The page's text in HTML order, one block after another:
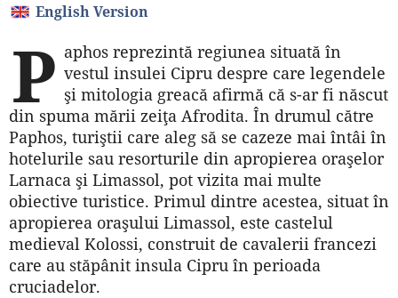
English Version
P aphos reprezintă regiunea situată în
vestul insulei Cipru despre care legendele
şi mitologia greacă afirmă că s-ar fi născut
din spuma mării zeiţa Afrodita. În drumul către
Paphos, turiştii care aleg să se cazeze mai întâi în
hotelurile sau resorturile din apropierea oraşelor
Larnaca şi Limassol, pot vizita mai multe
obiective turistice. Primul dintre acestea, situat în
apropierea oraşului Limassol, este castelul
medieval Kolossi, construit de cavalerii francezi
care au stăpânit insula Cipru în perioada
cruciadelor.